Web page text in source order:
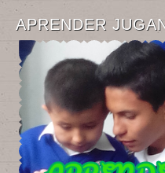
APRENDER